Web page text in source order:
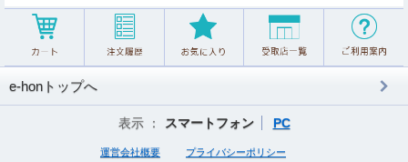
e-honトップへ
表示 ： スマートフォン PC
運営会社概要 プライバシーポリシー